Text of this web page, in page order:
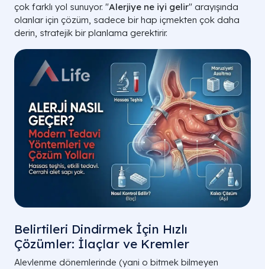
Besin Alerjisi Mide ve Cilt
Deri Alerjisi
İlaç Alerjisi Tüm Vücut
A LIFE SAĞLIK GRUBU | ALERJİ VE
çok farklı yol sunuyor. "Alerjiye ne iyi gelir" arayışında
olanlar için çözüm, sadece bir hap içmekten çok daha
derin, stratejik bir planlama gerektirir.
Belirtileri Dindirmek İçin Hızlı
Çözümler: İlaçlar ve Kremler
Alevlenme dönemlerinde (yani o bitmek bilmeyen